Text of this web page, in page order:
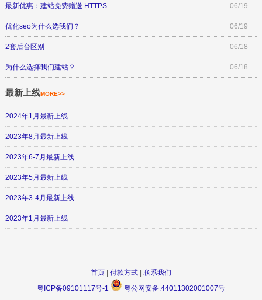
最新优惠：建站免费赠送 HTTPS … 06/19
优化seo为什么选我们？ 06/19
2套后台区别 06/18
为什么选择我们建站？ 06/18
最新上线MORE>>
2024年1月最新上线
2023年8月最新上线
2023年6-7月最新上线
2023年5月最新上线
2023年3-4月最新上线
2023年1月最新上线
首页| 付款方式| 联系我们
粤ICP备09101117号-1
粤公网安备:44011302001007号